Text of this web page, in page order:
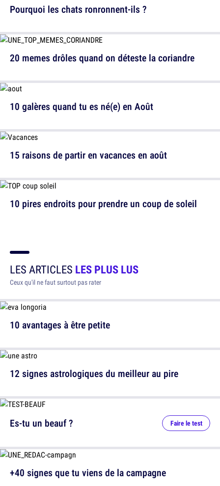
20 memes drôles quand on déteste la coriandre
15 raisons de partir en vacances en août
Pourquoi les chats ronronnent-ils ?
10 galères quand tu es né(e) en Août
10 pires endroits pour prendre un coup de soleil
LES ARTICLES LES PLUS LUS
Ceux qu'il ne faut surtout pas rater
10 avantages à être petite
12 signes astrologiques du meilleur au pire
Es-tu un beauf ? Faire le test
+40 signes que tu viens de la campagne